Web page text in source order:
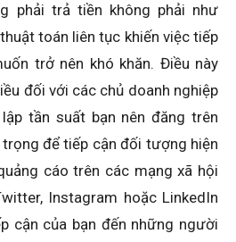
phải trả tiền không phải như
toán liên tục khiến việc tiếp
trở nên khó khăn. Điều này
đối với các chủ doanh nghiệp
tần suất bạn nên đăng trên
để tiếp cận đối tượng hiện
cáo trên các mạng xã hội
Instagram hoặc LinkedIn
cận của bạn đến những người